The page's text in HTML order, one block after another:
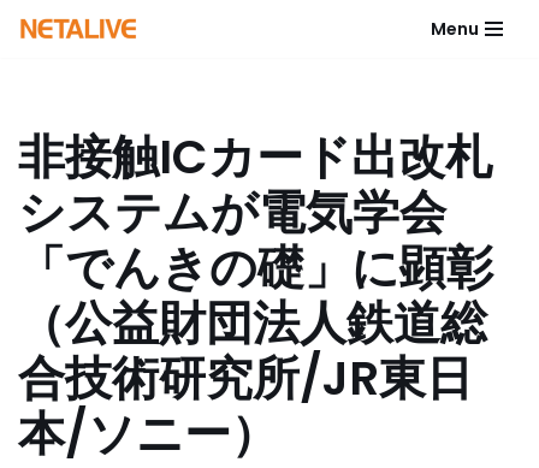
ン
ツ
へ
ス
Menu
非接触ICカード出改札
システムが電気学会
「でんきの礎」に顕彰
（公益財団法人鉄道総
合技術研究所/JR東日
本/ソニー）